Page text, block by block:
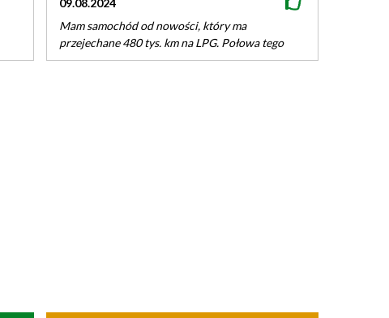
09.08.2024
Mam samochód od nowości, który ma
przejechane 480 tys. km na LPG. Połowa tego
przebiegu to jazda autostradą z prędkością…